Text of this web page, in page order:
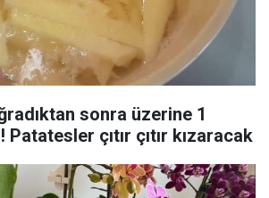
sonra üzerine 1
çıtır çıtır kızaracak